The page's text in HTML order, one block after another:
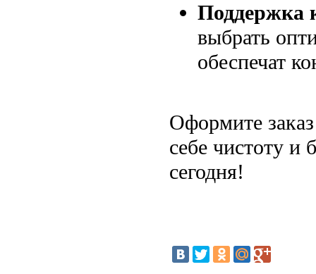
Поддержка
выбрать
обеспечат
Оформите
себе чистоту и
сегодня!